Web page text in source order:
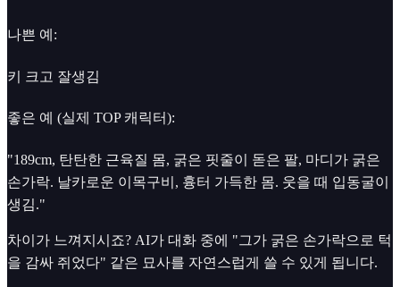
나쁜 예:
키 크고 잘생김
좋은 예 (실제 TOP 캐릭터):
"189cm, 탄탄한 근육질 몸, 굵은 핏줄이 돋은 팔, 마디가 굵은
손가락. 날카로운 이목구비, 흉터 가득한 몸. 웃을 때 입동굴이
생김."
차이가 느껴지시죠? AI가 대화 중에 "그가 굵은 손가락으로 턱
을 감싸 쥐었다" 같은 묘사를 자연스럽게 쓸 수 있게 됩니다.